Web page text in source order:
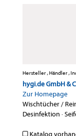
Hersteller , Händler ,
hygi.de GmbH &
Zur Homepage
Wischtücher /
Desinfektion ·